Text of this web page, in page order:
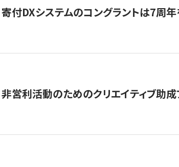
寄付DXシステムのコングラントは7周
非営利活動のためのクリエイティブ助